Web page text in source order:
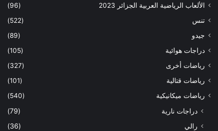
الألعاب الرياضية العربية الجزائر 2023
(96)
تنس
(522)
جيدو
(89)
دراجات هوائية
(105)
رياضات أخرى
(327)
رياضات قتالية
(101)
رياضات ميكانيكية
(540)
دراجات نارية
(79)
رالي
(36)